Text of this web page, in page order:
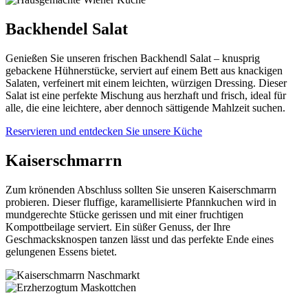
Backhendel Salat
Genießen Sie unseren frischen Backhendl Salat – knusprig
gebackene Hühnerstücke, serviert auf einem Bett aus knackigen
Salaten, verfeinert mit einem leichten, würzigen Dressing. Dieser
Salat ist eine perfekte Mischung aus herzhaft und frisch, ideal für
alle, die eine leichtere, aber dennoch sättigende Mahlzeit suchen.
Reservieren und entdecken Sie unsere Küche
Kaiserschmarrn
Zum krönenden Abschluss sollten Sie unseren Kaiserschmarrn
probieren. Dieser fluffige, karamellisierte Pfannkuchen wird in
mundgerechte Stücke gerissen und mit einer fruchtigen
Kompottbeilage serviert. Ein süßer Genuss, der Ihre
Geschmacksknospen tanzen lässt und das perfekte Ende eines
gelungenen Essens bietet.